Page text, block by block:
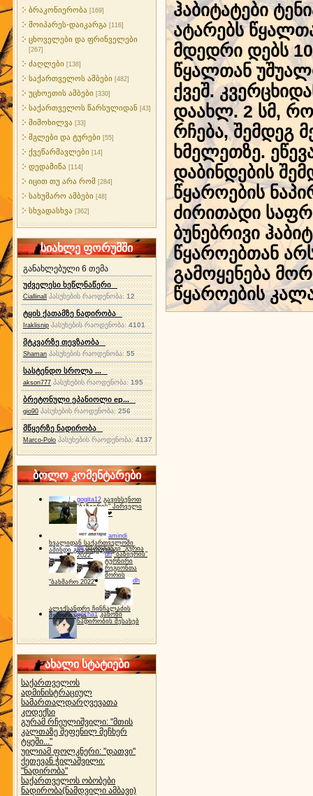
ბრაკონიერობა [169]
მოიპარეს-დაიკარგა [116]
ცხოველები და ფრინველები
[267]
ძაღლები [138]
საქართველოს ამბები [482]
უცხოეთის ამბები [330]
საქართველოს წარსულიდან [43]
მიმოხილვა [33]
მგლები და ტურები [55]
ქვეწარმავლები [14]
დედამიწა [114]
იცით თუ არა რომ [284]
სახუმარო ამბები [48]
სხვადასხვა [362]
სიახლე ფორუმში
განახლებული 6 თემა
უძველესი ხეწლნაწერი
Ciallinall პასუხების რაოდენობა:12
ტყის ქათამზე ნადირობა
Iraklisnip პასუხების რაოდენობა: 4101
მტკვარზე თევზაობა
Shaman პასუხების რაოდენობა:55
სასტენდო სროლა ...
akson777 პასუხების რაოდენობა:195
ბრეტონული ეპანიოლი ep...
gio90 პასუხების რაოდენობა:256
მწყერზე ნადირობა
Marco-Polo პასუხების რაოდენობა:4137
ბოლო კომენტარები
gogita12 გავიხსენოთ
"ბაზიერის" პირველი
ტურნირი ❤
amindi
ხვალიდან საქართველოში
ამინდი გაუარესდება
dh სპორტინგი "გურია
2022"
dh "ბაზიერის"
ტურნირი
რეგიონთა
შორის
"ბახმარო 2022"
dh
ალექსანდრე ჩინჩალაძის
მემორიალიgocha1 კანონი
ნადირობის შესახებ
ახალი სტატიები
საქართველოს
ადმინისტრაციულ
სამართალდარღვევათა
კოდექსი
გურამ რჩეულიშვილი: "მთის
კალთაზე შეფენილ მეჩხერ
ტყეში..."
უილიამ ფოლკნერი: "დათვი"
ქეთევან ჭილაშვილი:
"ნადირობა"
საქართველოს ობობები
ნადირობა(ნამდვილი ამბავი)
ჰაბიტატები
ატარებს
მდედრი დებს
წყალთან
ქვეშ.
დაახლ. 2 სმ,
რჩება, შემდეგ
ხმელეთზე.
დაბინდების
წყაროების
ძირითადი
ბუნებრივი
წყაროებთან
გამოყენება
წყაროების